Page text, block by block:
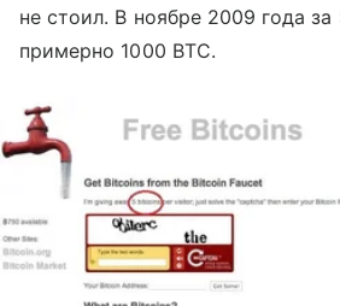
не стоил. В ноябре 2009 года за
примерно 1000 BTC.